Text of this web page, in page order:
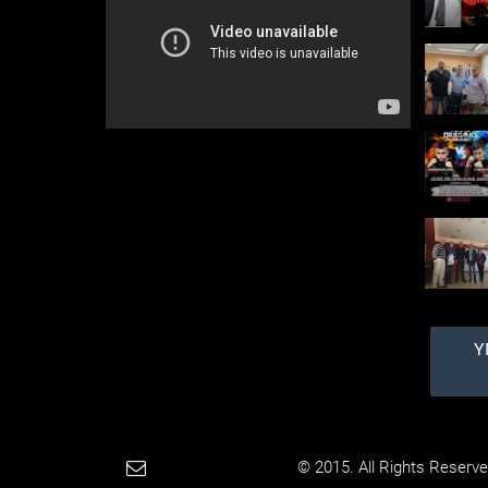
Διευκρινίσεις
© 2015. All Rights